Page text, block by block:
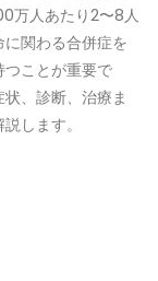
万人あたり2〜8人
関わる合併症を
ことが重要で
、診断、治療ま
します。